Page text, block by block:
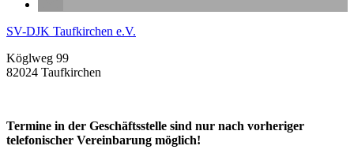
SV-DJK Taufkirchen e.V.
Köglweg 99
82024 Taufkirchen
Termine in der Geschäftsstelle sind nur nach vorheriger
telefonischer Vereinbarung möglich!